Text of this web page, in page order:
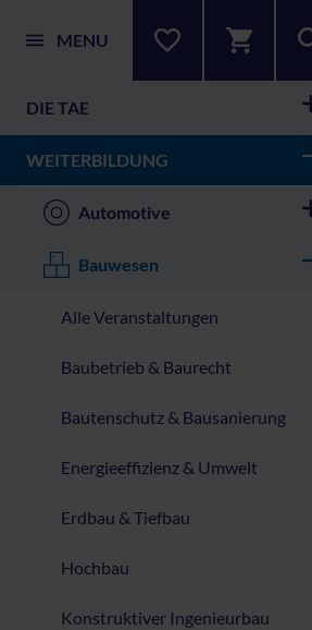
MENU
DIE TAE
WEITERBILDUNG
Automotive
Bauwesen
Alle Veranstaltungen
Baubetrieb & Baurecht
Bautenschutz & Bausanierung
Energieeffizienz & Umwelt
Erdbau & Tiefbau
Hochbau
Konstruktiver Ingenieurbau